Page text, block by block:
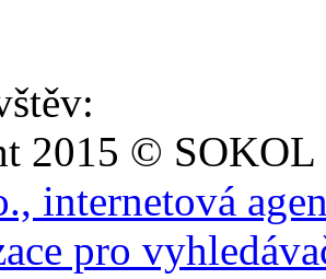
2015 ©
internetová
pro